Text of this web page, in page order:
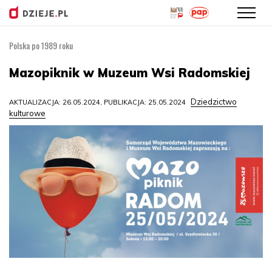
treści
Polska po 1989 roku
Mazopiknik w Muzeum Wsi Radomskiej
AKTUALIZACJA: 26.05.2024, PUBLIKACJA: 25.05.2024 Dziedzictwo
kulturowe